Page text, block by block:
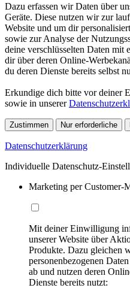
Dazu erfassen wir Daten über
Geräte. Diese nutzen wir zur
Website und um dir
sowie zur Analyse der
deine verschlüsselten Daten mit
dir über deren Online-
du deren Dienste bereits selbst
Erkundige dich bitte vor deiner
sowie in unserer
Zustimmen Nur erforderliche
Datenschutzerklärung
Individuelle Datenschutz-
Marketing per Customer-
Mit deiner Einwilligung
unserer Website über
Produkte. Dazu gleichen
personenbezogenen
ab und nutzen deren
Dienste bereits nutzt: